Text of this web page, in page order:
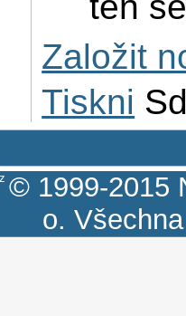
Založit
Tiskni
© 1999-2015
o.